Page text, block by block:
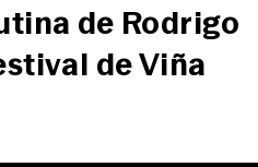
de Rodrigo
de Viña